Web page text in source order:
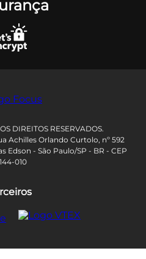
DIREITOS RESERVADOS.
Achilles Orlando Curtolo, nº 592
Edson - São Paulo/SP - BR - CEP
010